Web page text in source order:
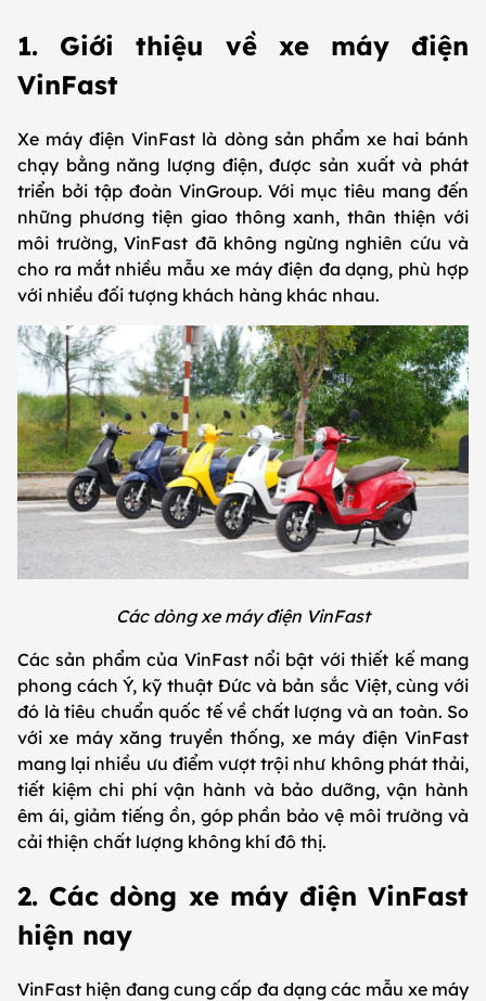
1. Giới thiệu về xe máy điện
VinFast
Xe máy điện VinFast là dòng sản phẩm xe hai bánh
chạy bằng năng lượng điện, được sản xuất và phát
triển bởi tập đoàn VinGroup. Với mục tiêu mang đến
những phương tiện giao thông xanh, thân thiện với
môi trường, VinFast đã không ngừng nghiên cứu và
cho ra mắt nhiều mẫu xe máy điện đa dạng, phù hợp
với nhiều đối tượng khách hàng khác nhau.
Các dòng xe máy điện VinFast
Các sản phẩm của VinFast nổi bật với thiết kế mang
phong cách Ý, kỹ thuật Đức và bản sắc Việt, cùng với
đó là tiêu chuẩn quốc tế về chất lượng và an toàn. So
với xe máy xăng truyền thống, xe máy điện VinFast
mang lại nhiều ưu điểm vượt trội như không phát thải,
tiết kiệm chi phí vận hành và bảo dưỡng, vận hành
êm ái, giảm tiếng ồn, góp phần bảo vệ môi trường và
cải thiện chất lượng không khí đô thị.
2. Các dòng xe máy điện VinFast
hiện nay
VinFast hiện đang cung cấp đa dạng các mẫu xe máy